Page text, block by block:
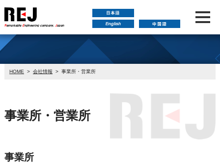
HOME > 会社情報 > 事業所・営業所
事業所・営業所
事業所